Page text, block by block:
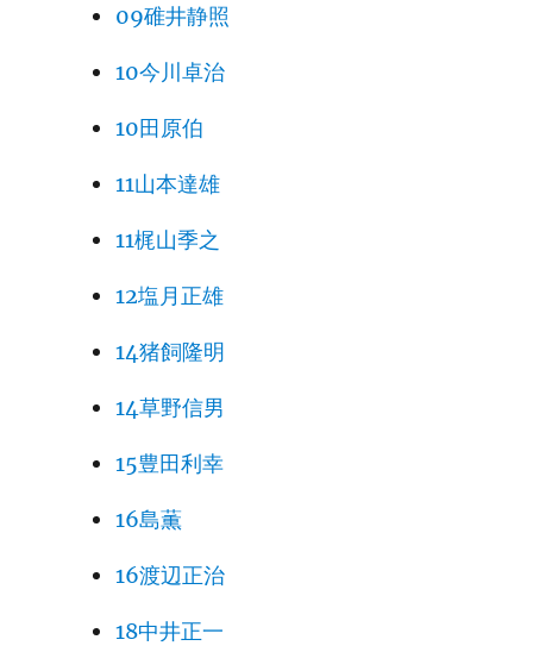
09碓井静照
10今川卓治
10田原伯
11山本達雄
11梶山季之
12塩月正雄
14猪飼隆明
14草野信男
15豊田利幸
16島薫
16渡辺正治
18中井正一